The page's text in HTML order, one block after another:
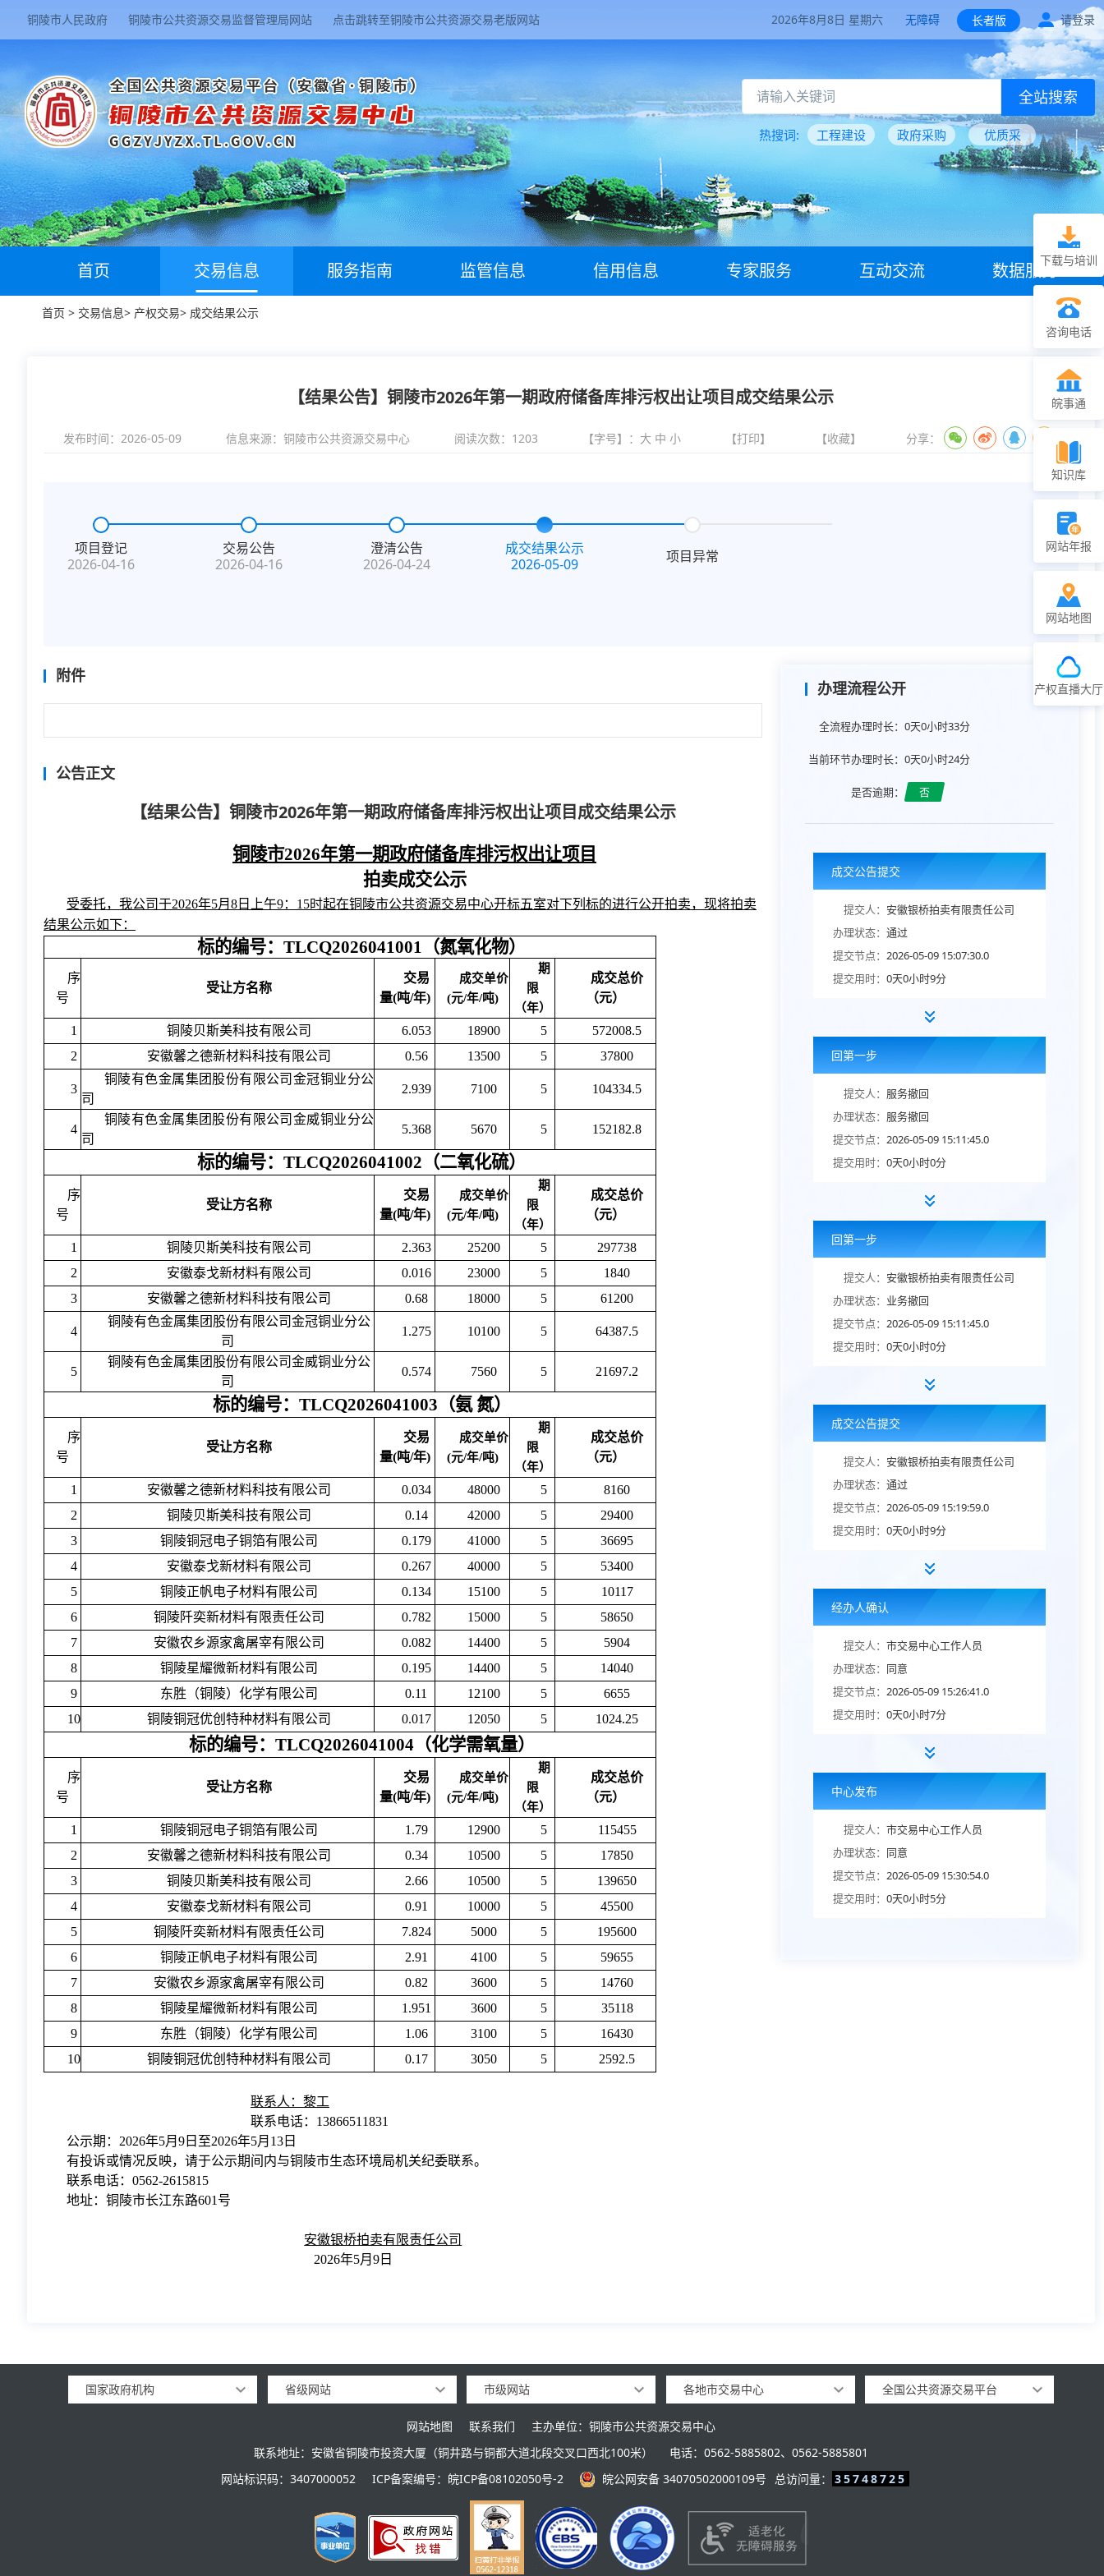
铜陵市人民政府 铜陵市公共资源交易监督管理局网站 点击跳转至铜陵市公共资源交易老版网站 2026年8月8日 星期六 无障碍 长者版 请登录
全站搜索
热搜词: 工程建设 政府采购 优质采
首页 交易信息 服务指南 监管信息 信用信息 专家服务 互动交流 数据服务
首页 > 交易信息> 产权交易> 成交结果公示
【结果公告】铜陵市2026年第一期政府储备库排污权出让项目成交结果公示
发布时间：2026-05-09 信息来源： 铜陵市公共资源交易中心 阅读次数： 1203 【字号】： 大 中 小 【打印】 【收藏】 分享：
项目登记
2026-04-16
交易公告
2026-04-16
澄清公告
2026-04-24
成交结果公示
2026-05-09
项目异常
附件
公告正文
【结果公告】铜陵市2026年第一期政府储备库排污权出让项目成交结果公示
铜陵市2026年第一期政府储备库排污权出让项目
拍卖成交公示
受委托，我公司于2026年5月8日上午9：15时起在铜陵市公共资源交易中心开标五室对下列标的进行公开拍卖，现将拍卖
结果公示如下：
标的编号：TLCQ2026041001（氮氧化物）
序
号
受让方名称
交易
量(吨/年)
成交单价
(元/年/吨)
期
限
（年）
成交总价
（元）
1 铜陵贝斯美科技有限公司 6.053 18900 5
572008.5
2
安徽馨之德新材料科技有限公司 0.56 13500 5 37800
3
铜陵有色金属集团股份有限公司金冠铜业分公
司
2.939 7100 5 104334.5
4
铜陵有色金属集团股份有限公司金威铜业分公
司
5.368 5670 5 152182.8
标的编号：TLCQ2026041002（二氧化硫）
序
号
受让方名称
交易
量(吨/年)
成交单价
(元/年/吨)
期
限
（年）
成交总价
（元）
1 铜陵贝斯美科技有限公司 2.363 25200 5
297738
2
安徽泰戈新材料有限公司 0.016 23000 5
1840
3
安徽馨之德新材料科技有限公司 0.68 18000 5 61200
4
铜陵有色金属集团股份有限公司金冠铜业分公
司
1.275 10100 5 64387.5
5
铜陵有色金属集团股份有限公司金威铜业分公
司
0.574 7560 5 21697.2
标的编号：TLCQ2026041003（氨 氮）
序
号
受让方名称
交易
量(吨/年)
成交单价
(元/年/吨)
期
限
（年）
成交总价
（元）
1 安徽馨之德新材料科技有限公司 0.034 48000 5
8160
2
铜陵贝斯美科技有限公司 0.14 42000 5
29400
3
铜陵铜冠电子铜箔有限公司 0.179 41000 5
36695
4
安徽泰戈新材料有限公司 0.267 40000 5
53400
5
铜陵正帆电子材料有限公司 0.134 15100 5
10117
6
铜陵阡奕新材料有限责任公司 0.782 15000 5
58650
7
安徽农乡源家禽屠宰有限公司 0.082 14400 5
5904
8
铜陵星耀微新材料有限公司 0.195 14400 5
14040
9
东胜（铜陵）化学有限公司 0.11 12100 5
6655
10
铜陵铜冠优创特种材料有限公司 0.017 12050 5 1024.25
标的编号：TLCQ2026041004（化学需氧量）
序
号
受让方名称
交易
量(吨/年)
成交单价
(元/年/吨)
期
限
（年）
成交总价
（元）
1 铜陵铜冠电子铜箔有限公司 1.79 12900 5
115455
2
安徽馨之德新材料科技有限公司 0.34 10500 5
17850
3
铜陵贝斯美科技有限公司 2.66 10500 5
139650
4
安徽泰戈新材料有限公司 0.91 10000 5
45500
5
铜陵阡奕新材料有限责任公司 7.824 5000 5
195600
6
铜陵正帆电子材料有限公司 2.91 4100 5
59655
7
安徽农乡源家禽屠宰有限公司 0.82 3600 5
14760
8
铜陵星耀微新材料有限公司 1.951 3600 5
35118
9
东胜（铜陵）化学有限公司 1.06 3100 5
16430
10
铜陵铜冠优创特种材料有限公司 0.17 3050 5 2592.5
联系人：黎工
联系电话：13866511831
公示期：2026年5月9日至2026年5月13日
有投诉或情况反映，请于公示期间内与铜陵市生态环境局机关纪委联系。
联系电话：0562-2615815
地址：铜陵市长江东路601号
安徽银桥拍卖有限责任公司
2026年5月9日
办理流程公开
全流程办理时长：0天0小时33分
当前环节办理时长：0天0小时24分
是否逾期： 否
成交公告提交
提交人： 安徽银桥拍卖有限责任公司
办理状态： 通过
提交节点： 2026-05-09 15:07:30.0
提交用时： 0天0小时9分
回第一步
提交人： 服务撤回
办理状态： 服务撤回
提交节点： 2026-05-09 15:11:45.0
提交用时： 0天0小时0分
回第一步
提交人： 安徽银桥拍卖有限责任公司
办理状态： 业务撤回
提交节点： 2026-05-09 15:11:45.0
提交用时： 0天0小时0分
成交公告提交
提交人： 安徽银桥拍卖有限责任公司
办理状态： 通过
提交节点： 2026-05-09 15:19:59.0
提交用时： 0天0小时9分
经办人确认
提交人： 市交易中心工作人员
办理状态： 同意
提交节点： 2026-05-09 15:26:41.0
提交用时： 0天0小时7分
中心发布
提交人： 市交易中心工作人员
办理状态： 同意
提交节点： 2026-05-09 15:30:54.0
提交用时： 0天0小时5分
国家政府机构 省级网站 市级网站 各地市交易中心 全国公共资源交易平台
网站地图 联系我们
主办单位：铜陵市公共资源交易中心
联系地址：安徽省铜陵市投资大厦（铜井路与铜都大道北段交叉口西北100米）
电话：0562-5885802、0562-5885801
网站标识码：3407000052
ICP备案编号：皖ICP备08102050号-2 皖公网安备 34070502000109号 总访问量： 35748725
下载与培训
咨询电话
皖事通
知识库
网站年报
网站地图
产权直播大厅